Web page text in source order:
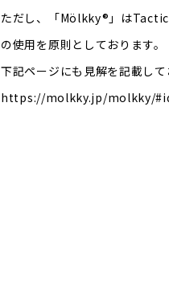
ただし、「Mölkky®」はTactic
の使用を原則としております。
下記ページにも見解を記載して
https://molkky.jp/molkky/